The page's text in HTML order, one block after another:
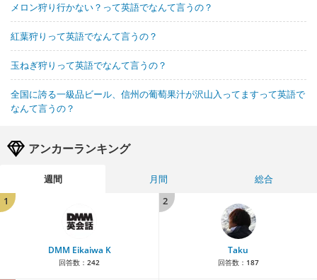
メロン狩り行かない？って英語でなんて言うの？
紅葉狩りって英語でなんて言うの？
玉ねぎ狩りって英語でなんて言うの？
全国に誇る一級品ビール、信州の葡萄果汁が沢山入ってますって英語で
なんて言うの？
アンカーランキング
週間 月間
総合
1
DMM Eikaiwa K
回答数： 242
2
Taku
回答数： 187